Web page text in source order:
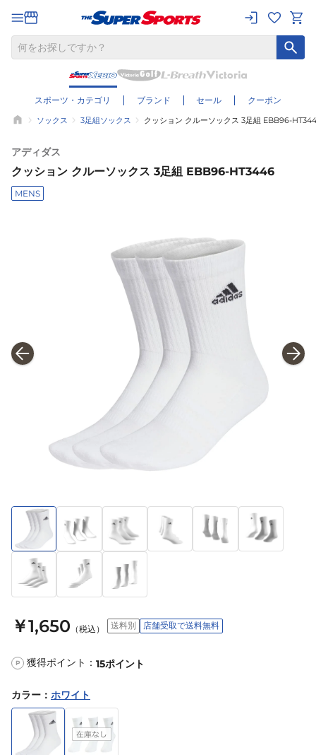
スポーツ・カテゴリ ブランド セール クーポン
ソックス 3足組ソックス クッション クルーソックス 3足組 EBB96-
アディダス
クッション クルーソックス 3足組 EBB96-HT3446
MENS
￥1,650 （税込） 送料別 店舗受取で送料無料
P 獲得ポイント： 15ポイント
カラー ： ホワイト